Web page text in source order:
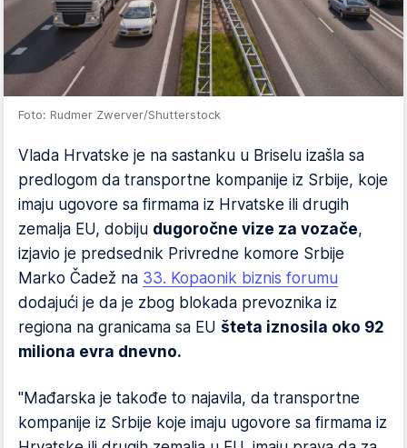
Foto: Rudmer Zwerver/Shutterstock
Vlada Hrvatske je na sastanku u Briselu izašla sa
predlogom da transportne kompanije iz Srbije, koje
imaju ugovore sa firmama iz Hrvatske ili drugih
zemalja EU, dobiju dugoročne vize za vozače,
izjavio je predsednik Privredne komore Srbije
Marko Čadež na 33. Kopaonik biznis forumu
dodajući je da je zbog blokada prevoznika iz
regiona na granicama sa EU šteta iznosila oko 92
miliona evra dnevno.
"Mađarska je takođe to najavila, da transportne
kompanije iz Srbije koje imaju ugovore sa firmama iz